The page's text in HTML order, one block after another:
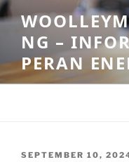
Skip
to
contentNG –
PERAN
POSTED
SEPTEMBER 10,